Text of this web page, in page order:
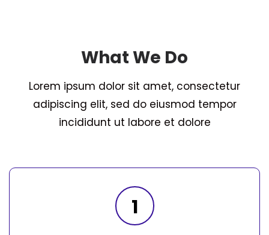
What We Do
Lorem ipsum dolor sit amet, consectetur
adipiscing elit, sed do eiusmod tempor
incididunt ut labore et dolore
1